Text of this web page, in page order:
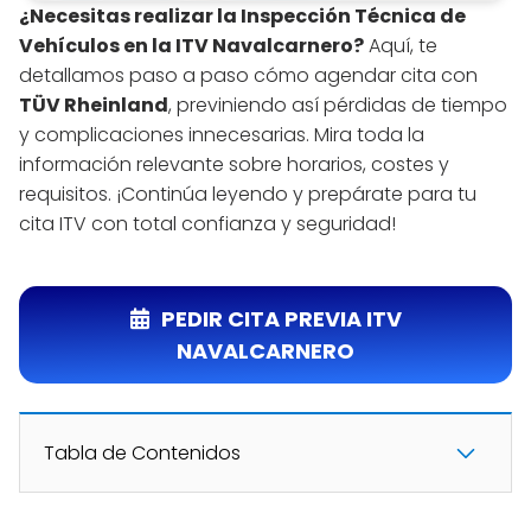
¿Necesitas realizar la Inspección Técnica de
Vehículos en la ITV Navalcarnero?Aquí, te
detallamos paso a paso cómo agendar cita con
TÜV Rheinland, previniendo así pérdidas de tiempo
y complicaciones innecesarias. Mira toda la
información relevante sobre horarios, costes y
requisitos. ¡Continúa leyendo y prepárate para tu
cita ITV con total confianza y seguridad!
PEDIR CITA PREVIA ITV
NAVALCARNERO
Tabla de Contenidos